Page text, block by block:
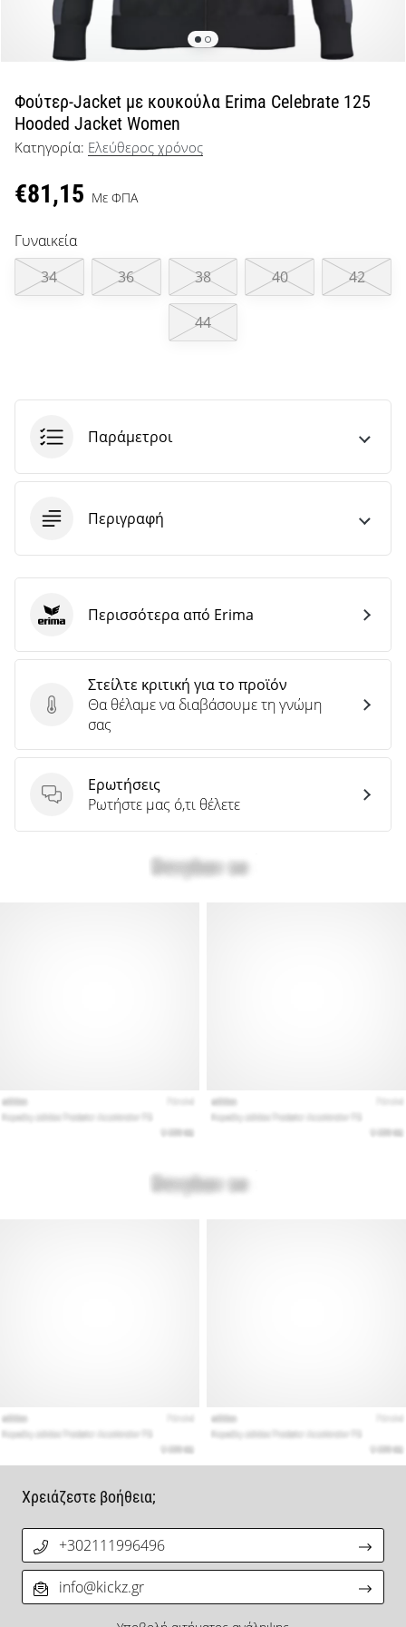
μπάσκετ
Είσαι
λάτρης
μπάσκετ
όπως
εμείς;
Έλα
μας
πρεσβευτής
της
μάρκας
μας.
Φούτερ-Jacket με κουκούλα Erima Celebrate 125
Hooded Jacket Women
Κατηγορία: Ελεύθερος χρόνος
€81,15 Με ΦΠΑ
Γυναικεία
34
36 38 40 42
44
Παράμετροι
Περιγραφή
Στείλτε κριτική για το προϊόν
Στείλτε κριτική για το προϊόν
Θα θέλαμε να διαβάσουμε τη γνώμη
σας
Ερωτήσεις
Ερωτήσεις
Ρωτήστε μας ό,τι θέλετε
Erima Περισσότερα από Erima
Χρειάζεστε βοήθεια;
+302111996496
info@kickz.gr